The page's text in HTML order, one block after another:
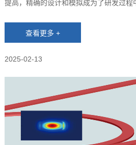
提高，精确的设计和模拟成为了研发过程
2025-02-13